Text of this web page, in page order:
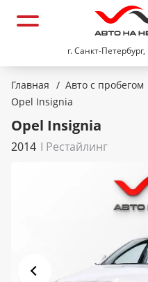
г. Санкт-
Главная / Авто с пробегом
Opel Insignia
Opel Insignia
2014 I Рестайлинг